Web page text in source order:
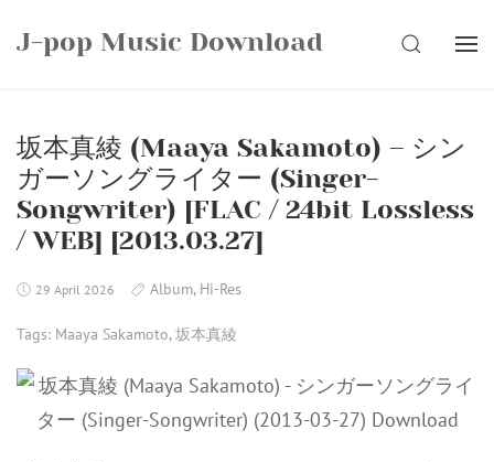
J-pop Music Download SEARCH
坂本真綾 (Maaya Sakamoto) – シン
ガーソングライター (Singer-
Songwriter) [FLAC / 24bit Lossless
/ WEB] [2013.03.27]
29 April 2026 Album, Hi-Res
Tags: Maaya Sakamoto,坂本真綾